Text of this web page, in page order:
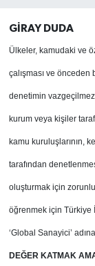
GİRAY DUDA
Ülkeler, kamudaki ve
çalışması ve önceden
denetimin
kurum veya kişiler
kamu kuruluşlarının,
tarafından
oluşturmak için
öğrenmek için Türkiye
‘Global Sanayici’
DEĞER KATMAK